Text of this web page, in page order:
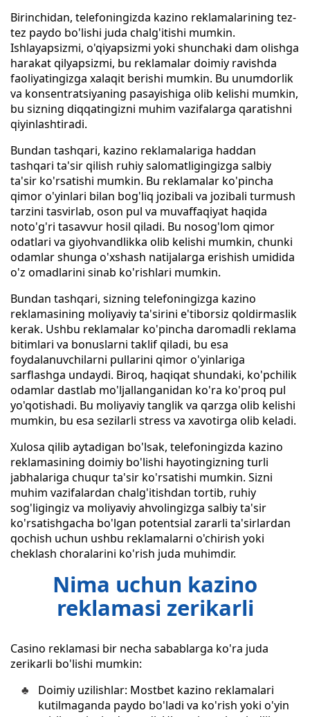
Birinchidan, telefoningizda kazino reklamalarining tez-
tez paydo bo'lishi juda chalg'itishi mumkin.
Ishlayapsizmi, o'qiyapsizmi yoki shunchaki dam olishga
harakat qilyapsizmi, bu reklamalar doimiy ravishda
faoliyatingizga xalaqit berishi mumkin. Bu unumdorlik
va konsentratsiyaning pasayishiga olib kelishi mumkin,
bu sizning diqqatingizni muhim vazifalarga qaratishni
qiyinlashtiradi.
Bundan tashqari, kazino reklamalariga haddan
tashqari ta'sir qilish ruhiy salomatligingizga salbiy
ta'sir ko'rsatishi mumkin. Bu reklamalar ko'pincha
qimor o'yinlari bilan bog'liq jozibali va jozibali turmush
tarzini tasvirlab, oson pul va muvaffaqiyat haqida
noto'g'ri tasavvur hosil qiladi. Bu nosog'lom qimor
odatlari va giyohvandlikka olib kelishi mumkin, chunki
odamlar shunga o'xshash natijalarga erishish umidida
o'z omadlarini sinab ko'rishlari mumkin.
Bundan tashqari, sizning telefoningizga kazino
reklamasining moliyaviy ta'sirini e'tiborsiz qoldirmaslik
kerak. Ushbu reklamalar ko'pincha daromadli reklama
bitimlari va bonuslarni taklif qiladi, bu esa
foydalanuvchilarni pullarini qimor o'yinlariga
sarflashga undaydi. Biroq, haqiqat shundaki, ko'pchilik
odamlar dastlab mo'ljallanganidan ko'ra ko'proq pul
yo'qotishadi. Bu moliyaviy tanglik va qarzga olib kelishi
mumkin, bu esa sezilarli stress va xavotirga olib keladi.
Xulosa qilib aytadigan bo'lsak, telefoningizda kazino
reklamasining doimiy bo'lishi hayotingizning turli
jabhalariga chuqur ta'sir ko'rsatishi mumkin. Sizni
muhim vazifalardan chalg'itishdan tortib, ruhiy
sog'ligingiz va moliyaviy ahvolingizga salbiy ta'sir
ko'rsatishgacha bo'lgan potentsial zararli ta'sirlardan
qochish uchun ushbu reklamalarni o'chirish yoki
cheklash choralarini ko'rish juda muhimdir.
Nima uchun kazino
reklamasi zerikarli
Casino reklamasi bir necha sabablarga ko'ra juda
zerikarli bo'lishi mumkin:
Doimiy uzilishlar: Mostbet kazino reklamalari
kutilmaganda paydo bo'ladi va ko'rish yoki o'yin